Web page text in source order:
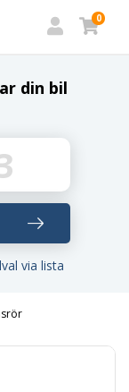
0
din bil
via lista